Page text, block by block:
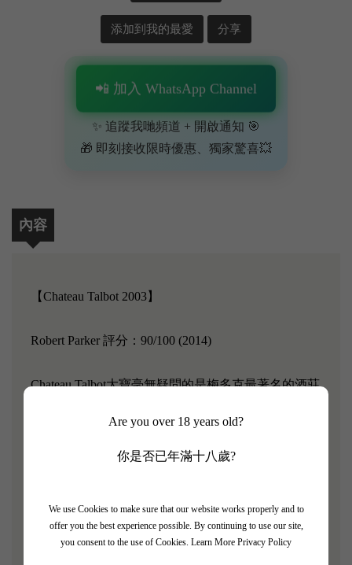
Are you over 18 years old?
你是否已年滿十八歲?
We use Cookies to make sure that our website works properly and to
offer you the best experience possible. By continuing to use our site,
you consent to the use of Cookies. Learn More Privacy Policy
添加到我的最愛 分享
📲 加入 WhatsApp Channel
✨ 追蹤我哋頻道 + 開啟通知 🎯
🎁 即刻接收限時優惠、獨家驚喜💥
內容
【Chateau Talbot 2003】
Robert Parker 評分：90/100 (2014)
Chateau Talbot大寶毫無疑問的是梅多克最著名的酒莊
緻。Chateau Talbot是有個性的葡萄酒，有著哈瓦那雪
茄，甘草的複雜香味，經典傳統。
黑橄欖醬混合了紅黑醋栗、新馬鞍皮、甘草和香料的
香氣。」－ Robert Parker